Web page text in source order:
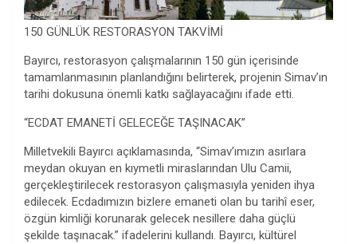
150 GÜNLÜK RESTORASYON TAKVİMİ
Bayırcı, restorasyon çalışmalarının 150 gün içerisinde
tamamlanmasının planlandığını belirterek, projenin Simav’ın
tarihi dokusuna önemli katkı sağlayacağını ifade etti.
“ECDAT EMANETİ GELECEĞE TAŞINACAK”
Milletvekili Bayırcı açıklamasında, “Simav’ımızın asırlara
meydan okuyan en kıymetli miraslarından Ulu Camii,
gerçekleştirilecek restorasyon çalışmasıyla yeniden ihya
edilecek. Ecdadımızın bizlere emaneti olan bu tarihî eser,
özgün kimliği korunarak gelecek nesillere daha güçlü
şekilde taşınacak.” ifadelerini kullandı. Bayırcı, kültürel